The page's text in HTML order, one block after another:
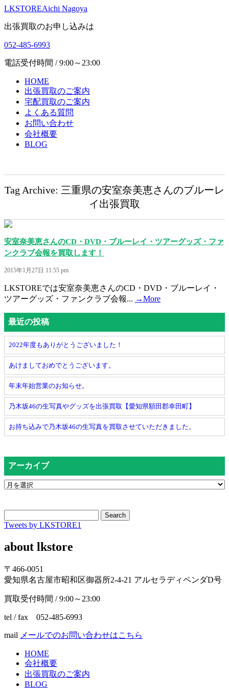
LKSTOREAichi Nagoya
出張買取のお申し込みは
052-485-6993
電話受付時間 / 9:00～23:00
HOME
出張買取のご案内
宅配買取のご案内
よくある質問
お問い合わせ
会社概要
BLOG
Tag Archive: 三重県の安室奈美恵さんのブルーレ
イ出張買取
安室奈美恵さんのCD・DVD・ブルーレイ・ツアーグッズ・ファ
ンクラブ会報を買取します！
2015年1月27日 11:55 pm
LKSTOREでは安室奈美恵さんのCD・DVD・ブルーレイ・
ツアーグッズ・ファンクラブ会報... →More
最近の投稿
2022年度もありがとうございました！
あけましておめでとうございます。
年末年始営業のお知らせ。
乃木坂46の生写真やグッズを出張買取【愛知県額田郡幸田町】
お持ち込みで乃木坂46の生写真を買取させていただきました。
アーカイブ
Search
Tweets by LKSTORE1
about lkstore
〒466-0051
愛知県名古屋市昭和区御器所2-4-21 アルセラディペンダD号
買取受付時間 / 9:00～23:00
tel / fax 052-485-6993
mail メールでのお問い合わせはこちら
HOME
会社概要
出張買取のご案内
BLOG